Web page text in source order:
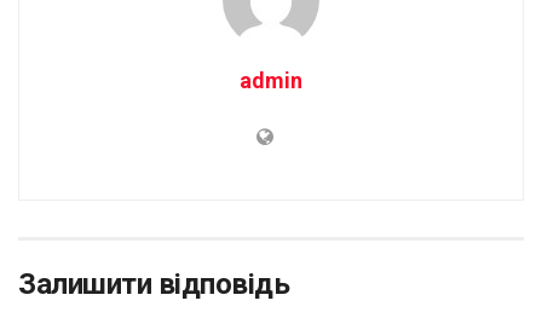
admin
Залишити відповідь